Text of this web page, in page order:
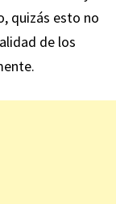
quizás esto no
de los